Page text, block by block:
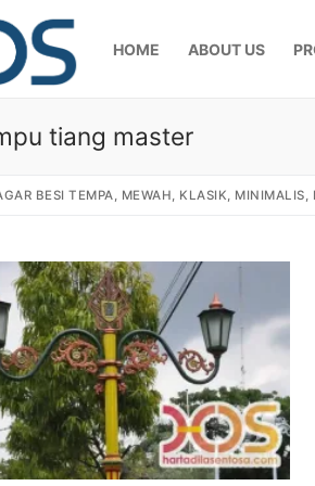
HOME ABOUT US
Home
About Us
Products
Pagar Besi
Railing
Gallery
Gallery
Articles
tiang master
BESI TEMPA, MEWAH, KLASIK, MINIMALIS,